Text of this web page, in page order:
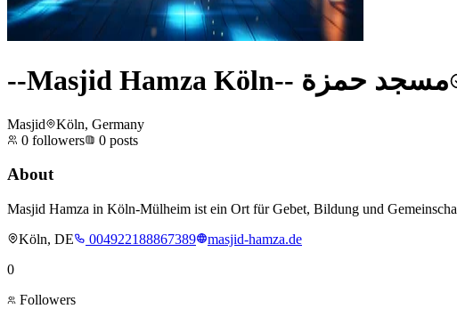
--Masjid Hamza Köln-- مسجد حمزة
Masjid
Köln, Germany
0 followers 0 posts
About
Masjid Hamza in Köln-Mülheim ist ein Ort für Gebet, Bildung und
Köln, DE
004922188867389
masjid-hamza.de
0
Followers